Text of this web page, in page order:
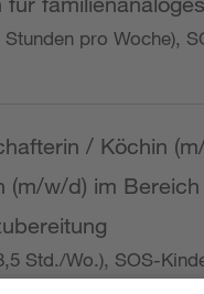
Stunden pro Woche),
/ Köchin
(m/w/d) im Bereich
Std./Wo.), SOS-